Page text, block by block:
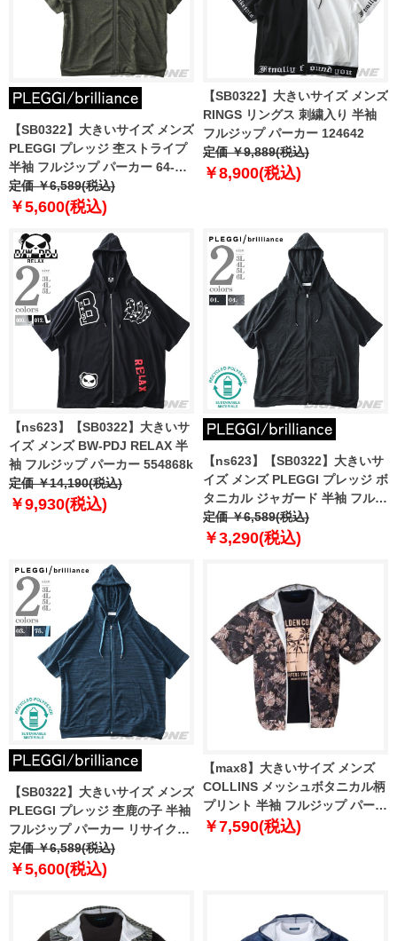
【SB0322】大きいサイズ メンズ
PLEGGI プレッジ 杢ストライプ
半袖 フルジップ パーカー 64-
43368-2
定価 ￥6,589(税込)
￥5,600(税込)
【SB0322】大きいサイズ メンズ
RINGS リングス 刺繍入り 半袖
フルジップ パーカー 124642
定価 ￥9,889(税込)
￥8,900(税込)
【ns623】【SB0322】大きいサ
イズ メンズ BW-PDJ RELAX 半
袖 フルジップ パーカー 554868k
定価 ￥14,190(税込)
￥9,930(税込)
【ns623】【SB0322】大きいサ
イズ メンズ PLEGGI プレッジ ボ
タニカル ジャガード 半袖 フルジ
ップ パーカー リサイクルポリエ
ステル使用 64-43436-2
定価 ￥6,589(税込)
￥3,290(税込)
【SB0322】大きいサイズ メンズ
PLEGGI プレッジ 杢鹿の子 半袖
フルジップ パーカー リサイクル
ポリエステル使用 64-43351-2
定価 ￥6,589(税込)
￥5,600(税込)
【max8】大きいサイズ メンズ
COLLINS メッシュボタニカル柄
プリント 半袖 フルジップ パーカ
ー + 半袖 Tシャツ ブラウン系 ×
￥7,590(税込)